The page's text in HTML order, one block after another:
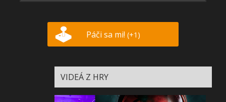
Páči sa mi! (+1)
VIDEÁ Z HRY